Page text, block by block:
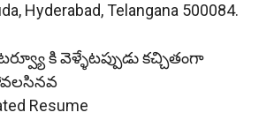
Hyderabad, Telangana 500084.
కి వెళ్ళేటప్పుడు కచ్చితంగా
Resume